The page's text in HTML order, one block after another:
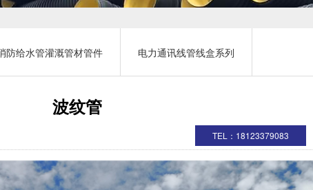
防给水管灌溉管材管件 电力通讯线管线盒系列
波纹管
TEL：18123379083